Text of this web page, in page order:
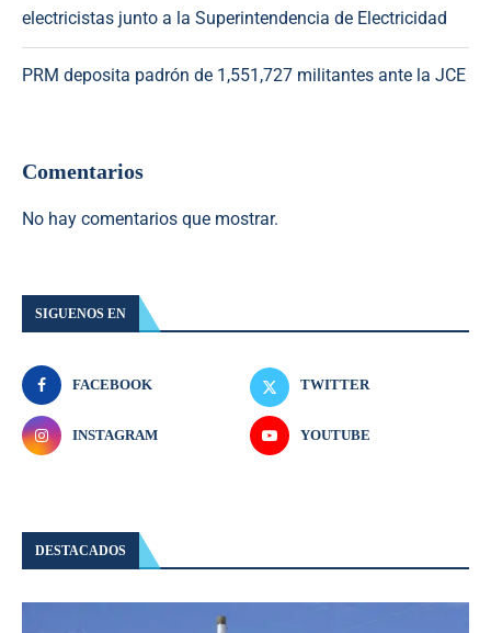
electricistas junto a la Superintendencia de Electricidad
PRM deposita padrón de 1,551,727 militantes ante la JCE
Comentarios
No hay comentarios que mostrar.
SIGUENOS EN
FACEBOOK TWITTER
INSTAGRAM YOUTUBE
DESTACADOS